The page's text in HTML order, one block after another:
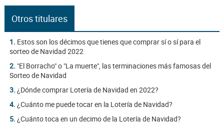
Otros titulares
1. Estos son los décimos que tienes que comprar sí o sí para el
sorteo de Navidad 2022
2. "El Borracho" o "La muerte", las terminaciones más famosas del
Sorteo de Navidad
3. ¿Dónde comprar Lotería de Navidad en 2022?
4. ¿Cuánto me puede tocar en la Lotería de Navidad?
5. ¿Cuánto toca en un decimo de la Lotería de Navidad?